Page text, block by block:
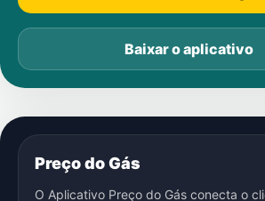
Baixar o aplicativo
Preço do Gás
O Aplicativo Preço do Gás conecta o